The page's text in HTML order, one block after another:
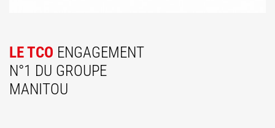
LE TCO ENGAGEMENT
N°1 DU GROUPE
MANITOU